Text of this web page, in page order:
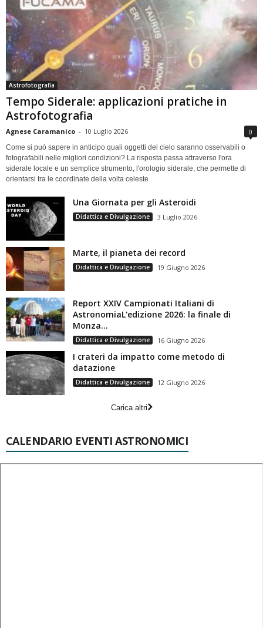
Astrofotografia
Tempo Siderale: applicazioni pratiche in
Astrofotografia
Agnese Caramanico - 10 Luglio 2026 0
Come si può sapere in anticipo quali oggetti del cielo saranno osservabili o
fotografabili nelle migliori condizioni? La risposta passa attraverso l'ora
siderale locale e un semplice strumento, l'orologio siderale, che permette di
orientarsi tra le coordinate della volta celeste
Una Giornata per gli Asteroidi
Didattica e Divulgazione 3 Luglio 2026
Marte, il pianeta dei record
Didattica e Divulgazione 19 Giugno 2026
Report XXIV Campionati Italiani di
AstronomiaL'edizione 2026: la finale di
Monza...
Didattica e Divulgazione 16 Giugno 2026
I crateri da impatto come metodo di
datazione
Didattica e Divulgazione 12 Giugno 2026
Carica altri
CALENDARIO EVENTI ASTRONOMICI